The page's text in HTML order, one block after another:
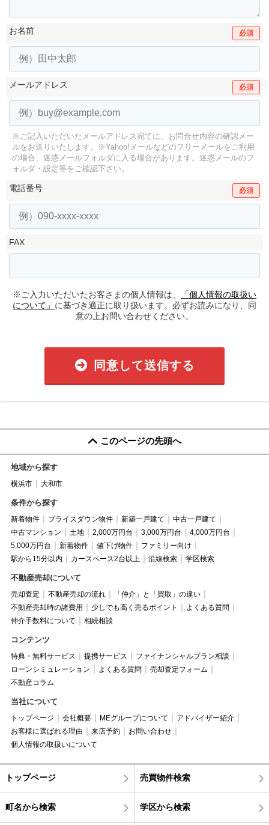
お名前 必須
メールアドレス 必須
※ご記入いただいたメールアドレス宛てに、お問合せ内容の確認メー
ルをお送りいたします。
※Yahoo!メールなどのフリーメールをご利用
の場合、迷惑メールフォルダに入る場合があります。 迷惑メールのフ
ォルダ・設定等をご確認下さい。
電話番号 必須
FAX
※ご入力いただいたお客さまの個人情報は、
「個人情報の取扱い
について」 に基づき適正に取り扱います。必ずお読みになり、同
意の上お問い合わせください。
同意して送信する
このページの先頭へ
地域から探す
横浜市 大和市
条件から探す
新着物件 プライスダウン物件 新築一戸建て
中古一戸建て
中古マンション
土地 2,000万円台 3,000万円台
4,000万円台
5,000万円台
新着物件 値下げ物件
ファミリー向け
駅から15分以内
カースペース2台以上 沿線検索 学区検索
不動産売却について
売却査定 不動産売却の流れ
「仲介」と「買取」の違い
不動産売却時の諸費用
少しでも高く売るポイント
よくある質問
仲介手数料について
相続相談
コンテンツ
特典・無料サービス 提携サービス
ファイナンシャルプラン相談
ローンシミュレーション
よくある質問
売却査定フォーム
不動産コラム
当社について
トップページ 会社概要 MEグループについて
アドバイザー紹介
お客様に選ばれる理由
来店予約
お問い合わせ
個人情報の取扱いについて
トップページ 売買物件検索
町名から検索 学区から検索